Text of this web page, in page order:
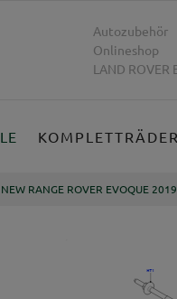
Autozubehör
Onlineshop
LAND
KOMPLETTRÄDER
NEW RANGE ROVER EVOQUE 2019